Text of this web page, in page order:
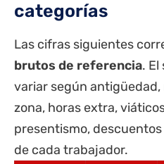
categorías
Las cifras siguientes
brutos de referencia.
variar según
zona, horas extra,
presentismo,
de cada trabajador.